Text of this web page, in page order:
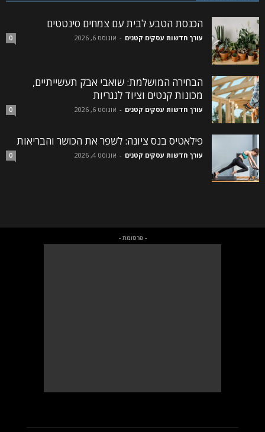
הכנסת הטבע לבית עם צמחים סינטטים
עורך חדשות עסקים קטנים - אוגוסט 6, 2026 0
הבחירה המושלמת: שואבי אבק תעשייתיים,
מכונות קנטים וציוד לנגריות
עורך חדשות עסקים קטנים - אוגוסט 6, 2026 0
פילאטיס בנס ציונה: לשפר את הכושר והבריאות
עורך חדשות עסקים קטנים - אוגוסט 4, 2026 0
- פרסומת -